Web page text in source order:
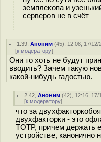
земплекопа и
серверов не в счёт
1.39 ,Аноним (45), 12:08, 17/12/
[к модератору]
Они то хоть не будут
вводить? Зачем такую
какой-нибудь гадостью.
2.42 ,Аноним (42), 12:16, 17/
[к модератору]
что за
двухфакторки - это
TOTP, причем держать
устройстве, канонично